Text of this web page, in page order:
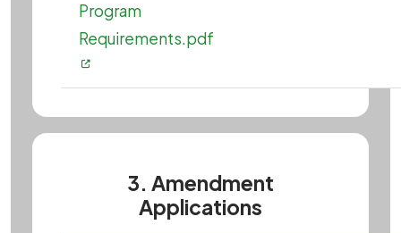
Program
Requirements.pdf
3. Amendment
Applications